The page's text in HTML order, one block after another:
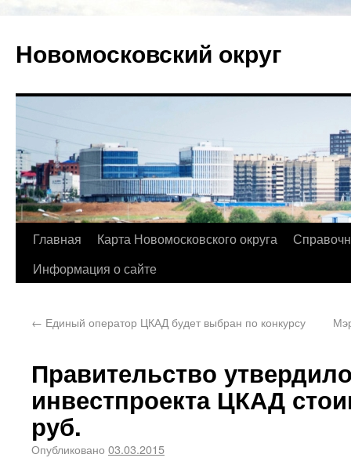
Новомосковский округ
Главная Карта Новомосковского округа
Информация о сайте
← Единый оператор ЦКАД будет выбран по конкурсу
Правительство
инвестпроекта ЦКАД
руб.
Опубликовано 03.03.2015